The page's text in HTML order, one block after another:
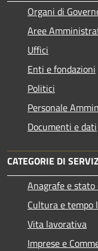
Organi di
Aree
Uffici
Enti e fondazioni
Politici
Personale
Documenti e dati
CATEGORIE DI
Anagrafe e
Cultura e tempo
Vita lavorativa
Imprese e